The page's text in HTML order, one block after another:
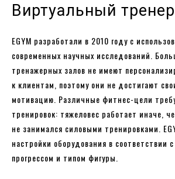
Виртуальный тренер
EGYM разработали в 2010 году с
современных научных исследований.
тренажерных залов не имеют
к клиентам, поэтому они не достигают
мотивацию. Различные фитнес-цели
тренировок: тяжеловес работает иначе,
не занимался силовыми тренировками.
настройки оборудования в соответствии
прогрессом и типом фигуры.